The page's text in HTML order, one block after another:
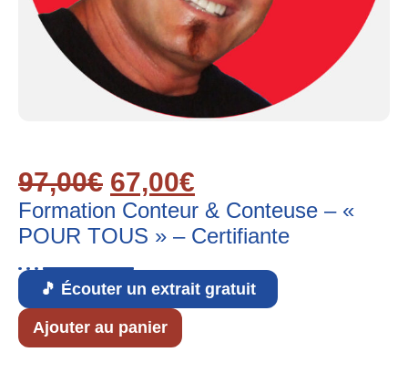
97,00€ 67,00€
Formation Conteur & Conteuse – «
POUR TOUS » – Certifiante
🎵 Écouter un extrait gratuit
Ajouter au panier